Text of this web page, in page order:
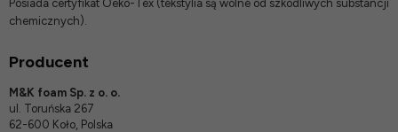
Posiada certyfikat Oeko-Tex (tekstylia są wolne od szkodliwych substancji
chemicznych).
Producent
M&K foam Sp. z o. o.
ul. Toruńska 267
62-600 Koło, Polska